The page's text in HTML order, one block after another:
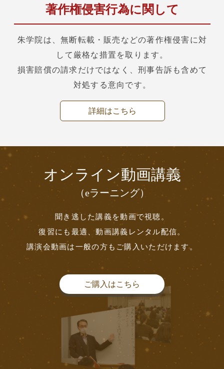
著作権侵害行為に関して
朱学院は、無断転載・販売などの著作権侵害に対
して厳格な措置を取ります。
損害賠償の請求だけではなく、刑事告訴も含めて
対処する意向です。
詳細はこちら
オンライン動画講義
（eラーニング）
聞き逃した講義を動画で視聴。
復習にも最適、動画講義レンタル配信。
講演会動画は一般の方もご購入いただけます。
ご購入はこちら